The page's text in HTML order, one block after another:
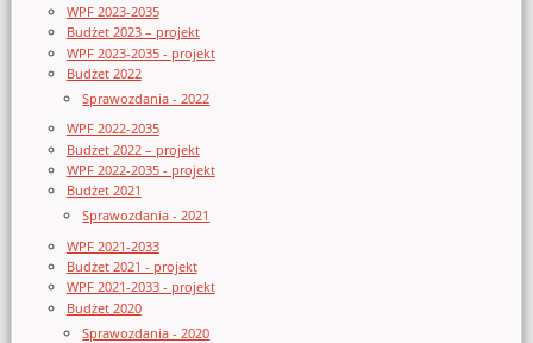
WPF 2023-2035
Budżet 2023 – projekt
WPF 2023-2035 - projekt
Budżet 2022
Sprawozdania - 2022
WPF 2022-2035
Budżet 2022 – projekt
WPF 2022-2035 - projekt
Budżet 2021
Sprawozdania - 2021
WPF 2021-2033
Budżet 2021 - projekt
WPF 2021-2033 - projekt
Budżet 2020
Sprawozdania - 2020